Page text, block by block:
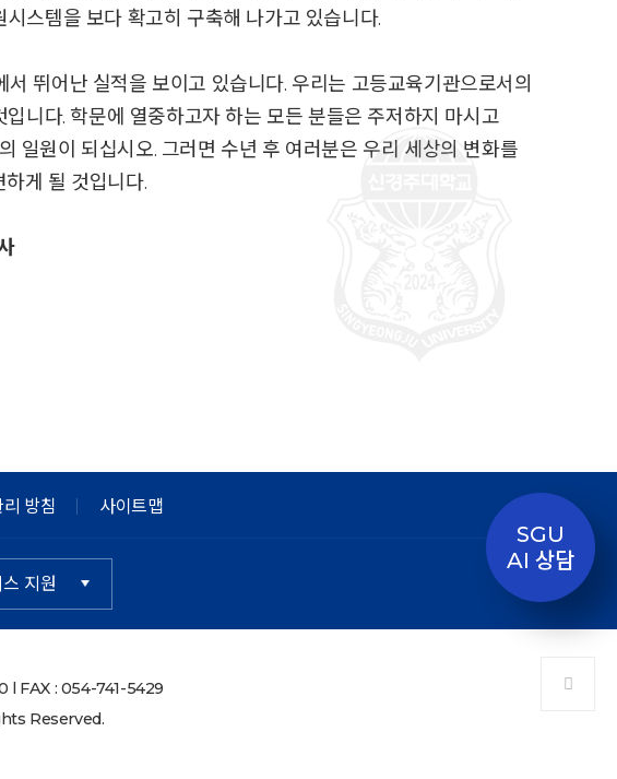
SGU
AI 상담
스템을 보다 확고히 구축해 나가고 있습니다.
뛰어난 실적을 보이고 있습니다. 우리는 고등교육기관으로서의
니다. 학문에 열중하고자 하는 모든 분들은 주저하지 마시고
일원이 되십시오. 그러면 수년 후 여러분은 우리 세상의 변화를
게 될 것입니다.
리 방침 사이트맵
지원
l FAX : 054-741-5429
Reserved.